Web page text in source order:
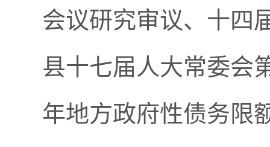
会议研究审议、十四
县十七届人大常委会
年地方政府性债务限